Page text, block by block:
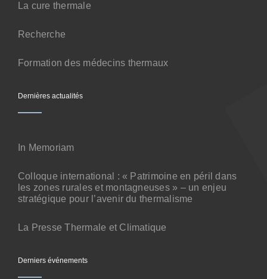
La cure thermale
Recherche
Formation des médecins thermaux
Dernières actualités
In Memoriam
Colloque international : « Patrimoine en péril dans
les zones rurales et montagneuses » – un enjeu
stratégique pour l’avenir du thermalisme
La Presse Thermale et Climatique
Derniers événements